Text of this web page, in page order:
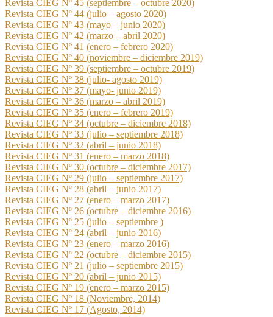
Revista CIEG Nº 17 (Agosto, 2014)
Revista CIEG Nº 18 (Noviembre, 2014)
Revista CIEG Nº 19 (enero – marzo 2015)
Revista CIEG Nº 20 (abril – junio 2015)
Revista CIEG Nº 21 (julio – septiembre 2015)
Revista CIEG Nº 22 (octubre – diciembre 2015)
Revista CIEG Nº 23 (enero – marzo 2016)
Revista CIEG Nº 24 (abril – junio 2016)
Revista CIEG Nº 25 (julio – septiembre )
Revista CIEG Nº 26 (octubre – diciembre 2016)
Revista CIEG Nº 27 (enero – marzo 2017)
Revista CIEG Nº 28 (abril – junio 2017)
Revista CIEG Nº 29 (julio – septiembre 2017)
Revista CIEG Nº 30 (octubre – diciembre 2017)
Revista CIEG Nº 31 (enero – marzo 2018)
Revista CIEG Nº 32 (abril – junio 2018)
Revista CIEG Nº 33 (julio – septiembre 2018)
Revista CIEG Nº 34 (octubre – diciembre 2018)
Revista CIEG Nº 35 (enero – febrero 2019)
Revista CIEG Nº 36 (marzo – abril 2019)
Revista CIEG Nº 37 (mayo- junio 2019)
Revista CIEG Nº 38 (julio- agosto 2019)
Revista CIEG Nº 39 (septiembre – octubre 2019)
Revista CIEG Nº 40 (noviembre – diciembre 2019)
Revista CIEG Nº 41 (enero – febrero 2020)
Revista CIEG Nº 42 (marzo – abril 2020)
Revista CIEG Nº 43 (mayo – junio 2020)
Revista CIEG Nº 44 (julio – agosto 2020)
Revista CIEG Nº 45 (septiembre – octubre 2020)